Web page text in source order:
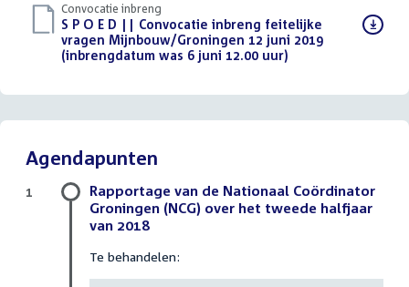
Convocatie inbreng
Download
bestand:
S P O E D || Convocatie inbreng feitelijke
vragen Mijnbouw/Groningen 12 juni 2019
(inbrengdatum was 6 juni 12.00 uur)
Agendapunten
Rapportage van de Nationaal Coördinator
Groningen (NCG) over het tweede halfjaar
van 2018
Te behandelen:
1